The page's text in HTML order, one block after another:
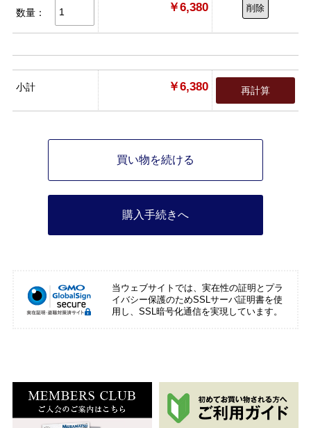
数量： ￥6,380 削除
小計 ￥6,380 再計算
買い物を続ける
購入手続きへ
当ウェブサイトでは、実在性の証明とプラ
イバシー保護のためSSLサーバ証明書を使
用し、SSL暗号化通信を実現しています。